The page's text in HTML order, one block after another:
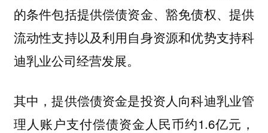
的条件包括提供偿债资金、豁免债权、提供
流动性支持以及利用自身资源和优势支持科
迪乳业公司经营发展。
其中，提供偿债资金是投资人向科迪乳业管
理人账户支付偿债资金人民币约1.6亿元，